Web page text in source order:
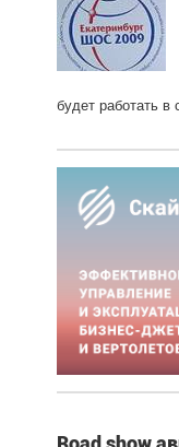
будет работать в